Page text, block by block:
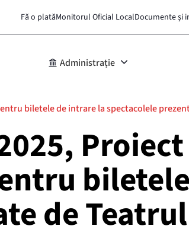
Fă o platăMonitorul Oficial LocalDocumente și
Administrație
biletele de intrare la spectacolele
de